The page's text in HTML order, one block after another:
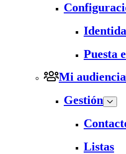
Puesta
Mi audiencia
Gestión
Listas